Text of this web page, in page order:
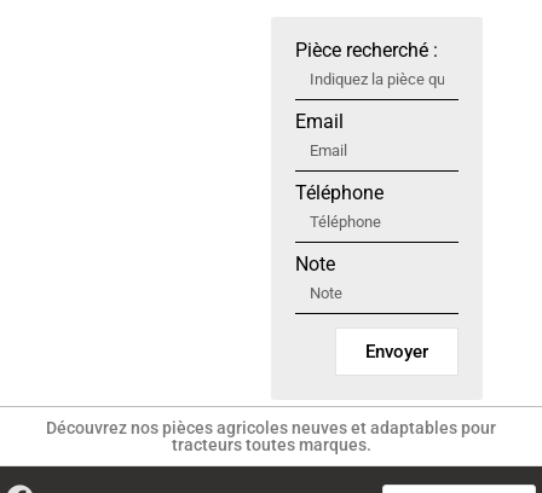
Pièce recherché :
Email
Téléphone
Note
Envoyer
Découvrez nos pièces agricoles neuves et adaptables pour
tracteurs toutes marques.